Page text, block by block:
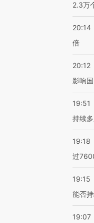
2.3万
20:14
倍
20:12
影响
19:51
持续多
19:18
过
19:15
能否
19:07